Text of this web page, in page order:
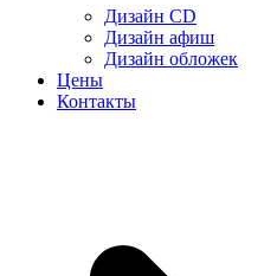
Дизайн CD
Дизайн афиш
Дизайн обложек
Цены
Контакты